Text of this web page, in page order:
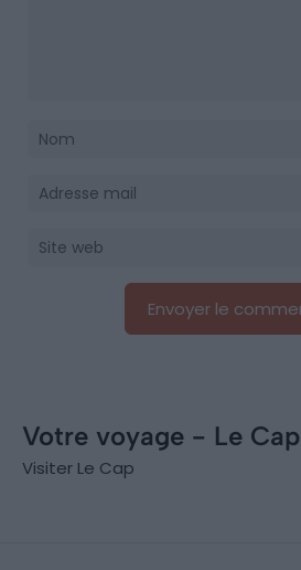
Votre voyage - Le Cap
Visiter Le Cap